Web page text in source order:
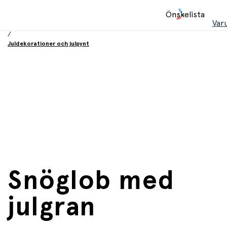
Önskelista
/
Juldekorationer och julpynt
Snöglob med
julgran